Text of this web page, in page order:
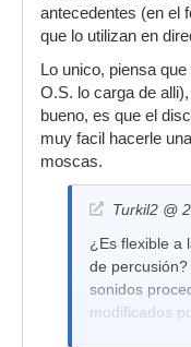
antecedentes (en el
que lo utilizan en
Lo unico, piensa
O.S. lo carga de
bueno, es que el
muy facil hacerle
moscas.
Turkil2 @
¿Es flexible a
de
sonidos
modificados